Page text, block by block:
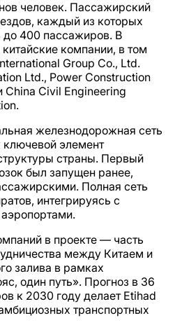
человек. Пассажирский
каждый из которых
до 400 пассажиров. В
компании, в том
Group Co., Ltd.
Ltd., Power Construction
China Civil Engineering
железнодорожная сеть
элемент
страны. Первый
был запущен ранее,
Полная сеть
интегрируясь с
в проекте — часть
между Китаем и
залива в рамках
один путь». Прогноз в 36
к 2030 году делает Etihad
транспортных